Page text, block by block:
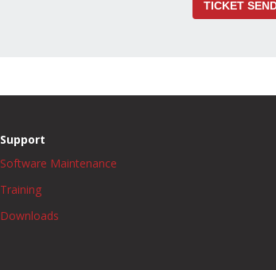
TICKET
Support
Software Maintenance
Training
Downloads